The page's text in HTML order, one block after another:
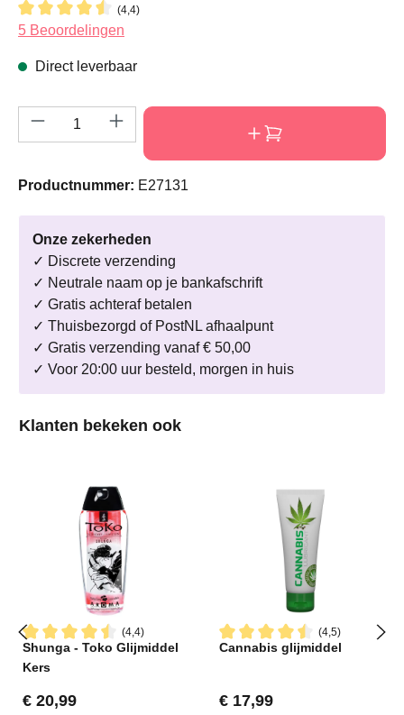
(4,4)
Gemiddelde waardering van 4.4 van 5 sterren
5 Beoordelingen
Direct leverbaar
Producthoeveelheid: Voer de gewenste
Productnummer: E27131
Onze zekerheden
✓ Discrete verzending
✓ Neutrale naam op je bankafschrift
✓ Gratis achteraf betalen
✓ Thuisbezorgd of PostNL afhaalpunt
✓ Gratis verzending vanaf € 50,00
✓ Voor 20:00 uur besteld, morgen in huis
Productgalerij overslaan
Klanten bekeken ook
(4,4)
Gemiddelde waardering van 4.4 van 5 sterren
Shunga - Toko Glijmiddel
Kers
Normale prijs:
€ 20,99
(4,5)
Gemiddelde waardering van
Cannabis glijmiddel
Normale prijs:
€ 17,99